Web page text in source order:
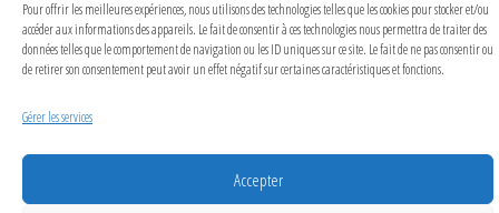
Pour offrir les meilleures expériences, nous utilisons des technologies telles que les cookies pour stocker et/ou
accéder aux informations des appareils. Le fait de consentir à ces technologies nous permettra de traiter des
données telles que le comportement de navigation ou les ID uniques sur ce site. Le fait de ne pas consentir ou
de retirer son consentement peut avoir un effet négatif sur certaines caractéristiques et fonctions.
Gérer les services
Accepter
RECHERCHER DANS LE SITE
Mairie Cabrières Gard 30210